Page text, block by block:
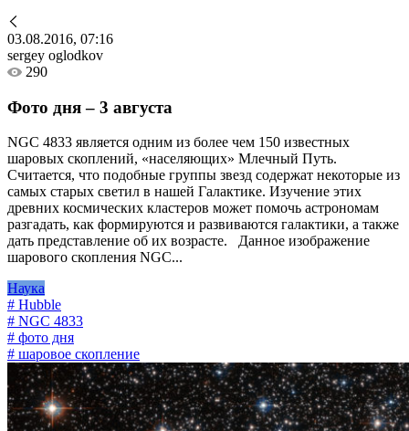
03.08.2016, 07:16
sergey oglodkov
290
Фото дня – 3 августа
NGC 4833 является одним из более чем 150 известных
шаровых скоплений, «населяющих» Млечный Путь.
Считается, что подобные группы звезд содержат некоторые из
самых старых светил в нашей Галактике. Изучение этих
древних космических кластеров может помочь астрономам
разгадать, как формируются и развиваются галактики, а также
дать представление об их возрасте. Данное изображение
шарового скопления NGC...
Наука
# Hubble
# NGC 4833
# фото дня
# шаровое скопление